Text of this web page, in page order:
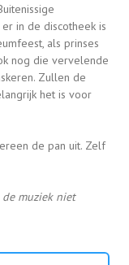
in de discotheek is
als prinses
nog die vervelende
Zullen de
het is voor
de pan uit. Zelf
muziek niet